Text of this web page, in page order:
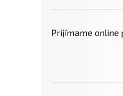
Prijímame online